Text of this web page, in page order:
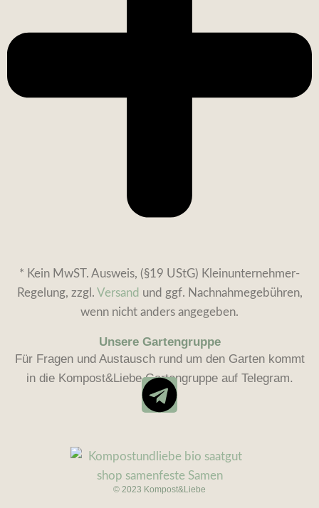
3,05€
Warenkorb
Grüner
Schnitt
* Kein MwST. Ausweis, (§19 UStG) Kleinunternehmer-
Regelung, zzgl. Versand und ggf. Nachnahmegebühren,
wenn nicht anders angegeben.
Unsere Gartengruppe
Für Fragen und Austausch rund um den Garten kommt
in die Kompost&Liebe Gartengruppe auf Telegram.
© 2023 Kompost&Liebe